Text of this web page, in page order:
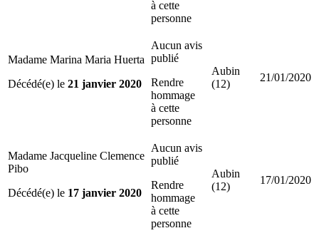
à cette
personne
Madame Marina Maria Huerta
Décédé(e) le 21 janvier 2020
Aucun avis
publié
Rendre
hommage
à cette
personne
Aubin
(12)
21/01/2020
Madame Jacqueline Clemence
Pibo
Décédé(e) le 17 janvier 2020
Aucun avis
publié
Rendre
hommage
à cette
personne
Aubin
(12)
17/01/2020